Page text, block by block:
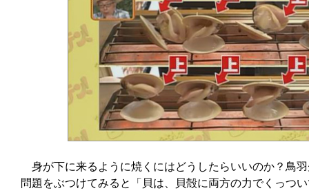
身が下に来るように焼くにはどうしたらいいのか？鳥
問題をぶつけてみると「貝は、貝殻に両方の力でくっつ